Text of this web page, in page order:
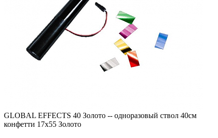
GLOBAL EFFECTS 40 Золото -- одноразовый ствол 40см
конфетти 17х55 Золото